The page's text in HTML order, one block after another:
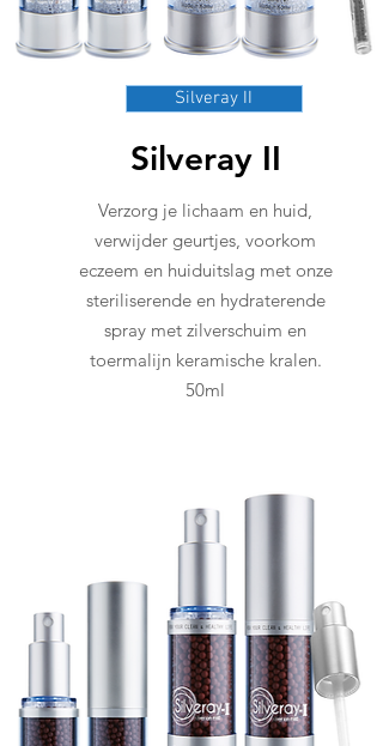
Silveray II
Silveray II
Verzorg je lichaam en huid,
verwijder geurtjes, voorkom
eczeem en huiduitslag met onze
steriliserende en hydraterende
spray met zilverschuim en
toermalijn keramische kralen.
50ml